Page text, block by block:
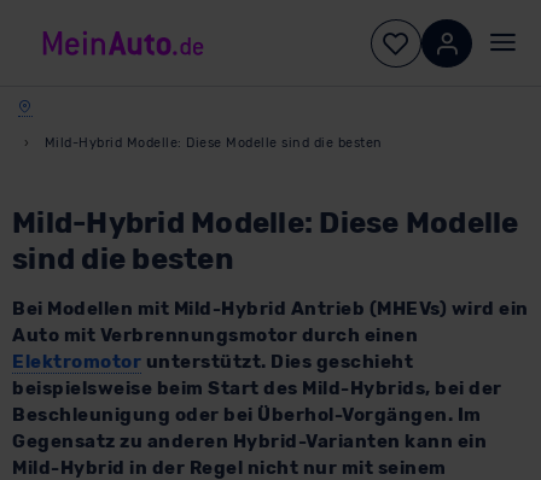
Mild-Hybrid Modelle: Diese Modelle sind die besten
Mild-Hybrid Modelle: Diese Modelle
sind die besten
Bei Modellen mit Mild-Hybrid Antrieb (MHEVs) wird ein
Auto mit Verbrennungsmotor durch einen
Elektromotor unterstützt. Dies geschieht
beispielsweise beim Start des Mild-Hybrids, bei der
Beschleunigung oder bei Überhol-Vorgängen. Im
Gegensatz zu anderen Hybrid-Varianten kann ein
Mild-Hybrid in der Regel nicht nur mit seinem